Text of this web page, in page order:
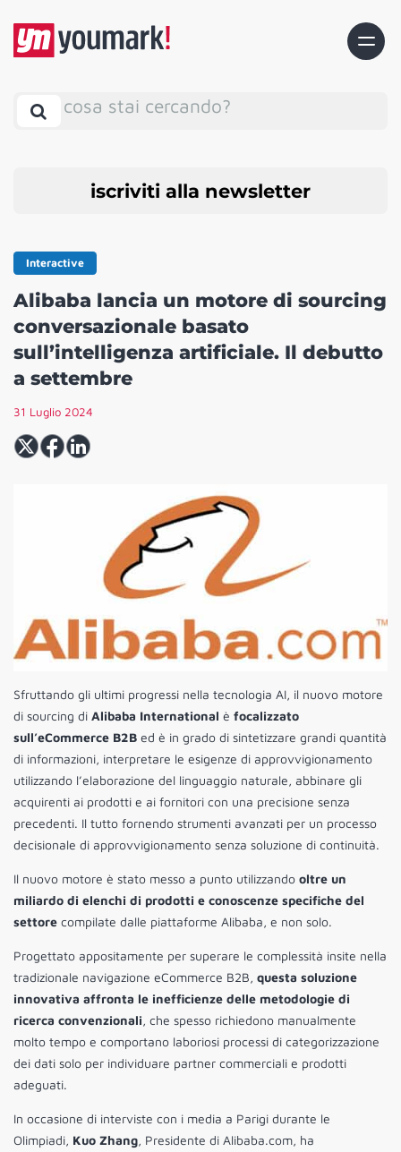
cosa stai cercando?
iscriviti alla newsletter
Interactive
Alibaba lancia un motore di sourcing
conversazionale basato
sull’intelligenza artificiale. Il debutto
a settembre
31 Luglio 2024
Sfruttando gli ultimi progressi nella tecnologia AI, il nuovo motore
di sourcing di Alibaba International è focalizzato
sull’eCommerce B2B ed è in grado di sintetizzare grandi quantità
di informazioni, interpretare le esigenze di approvvigionamento
utilizzando l’elaborazione del linguaggio naturale, abbinare gli
acquirenti ai prodotti e ai fornitori con una precisione senza
precedenti. Il tutto fornendo strumenti avanzati per un processo
decisionale di approvvigionamento senza soluzione di continuità.
Il nuovo motore è stato messo a punto utilizzando oltre un
miliardo di elenchi di prodotti e conoscenze specifiche del
settore compilate dalle piattaforme Alibaba, e non solo.
Progettato appositamente per superare le complessità insite nella
tradizionale navigazione eCommerce B2B, questa soluzione
innovativa affronta le inefficienze delle metodologie di
ricerca convenzionali, che spesso richiedono manualmente
molto tempo e comportano laboriosi processi di categorizzazione
dei dati solo per individuare partner commerciali e prodotti
adeguati.
In occasione di interviste con i media a Parigi durante le
Olimpiadi, Kuo Zhang, Presidente di Alibaba.com, ha